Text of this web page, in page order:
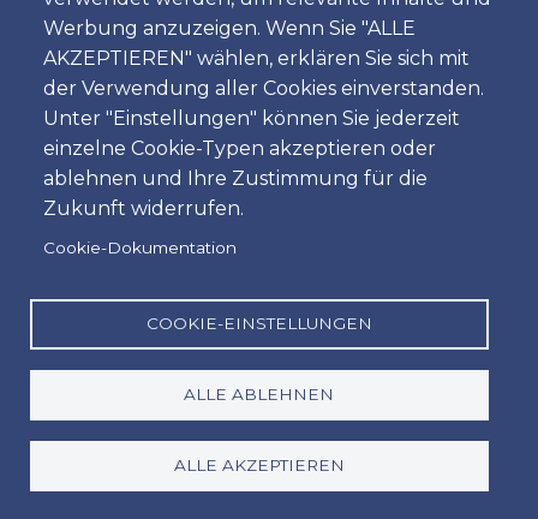
Werbung anzuzeigen. Wenn Sie "ALLE
AKZEPTIEREN" wählen, erklären Sie sich mit
der Verwendung aller Cookies einverstanden.
Unter "Einstellungen" können Sie jederzeit
einzelne Cookie-Typen akzeptieren oder
ablehnen und Ihre Zustimmung für die
Zukunft widerrufen.
Cookie-Dokumentation
COOKIE-EINSTELLUNGEN
ALLE ABLEHNEN
ALLE AKZEPTIEREN
Zeit
Dropoff
Standort
Tag
Zeit
Zeit